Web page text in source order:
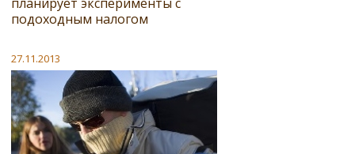
подоходным налогом
27.11.2013